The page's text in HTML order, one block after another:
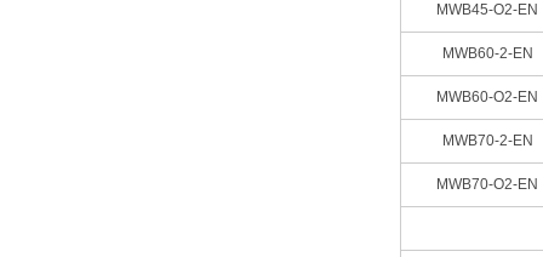
MWB45-O2-EN
MWB60-2-EN
MWB60-O2-EN
MWB70-2-EN
MWB70-O2-EN